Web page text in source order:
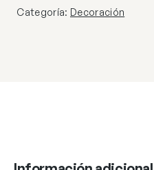
Categoría: Decoración